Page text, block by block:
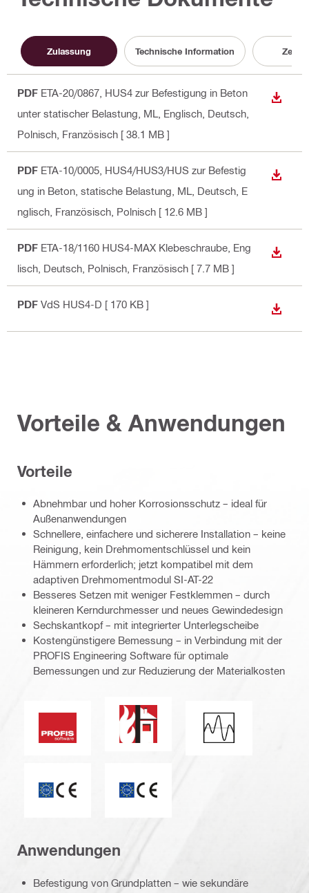
Zulassung Technische Information
PDF ETA-20/0867, HUS4 zur Befestigung in Beton
unter statischer Belastung, ML , Englisch, Deutsch,
Polnisch, Französisch [ 38.1 MB ]
PDF ETA-10/0005, HUS4/HUS3/HUS zur Befestig
ung in Beton, statische Belastung, ML , Deutsch, E
nglisch, Französisch, Polnisch [ 12.6 MB ]
PDF ETA-18/1160 HUS4-MAX Klebeschraube , Eng
lisch, Deutsch, Polnisch, Französisch [ 7.7 MB ]
PDF VdS HUS4-D [ 170 KB ]
Vorteile & Anwendungen
Vorteile
Abnehmbar und hoher Korrosionsschutz – ideal für
Außenanwendungen
Schnellere, einfachere und sicherere Installation – keine
Reinigung, kein Drehmomentschlüssel und kein
Hämmern erforderlich; jetzt kompatibel mit dem
adaptiven Drehmomentmodul SI-AT-22
Besseres Setzen mit weniger Festklemmen – durch
kleineren Kerndurchmesser und neues Gewindedesign
Sechskantkopf – mit integrierter Unterlegscheibe
Kostengünstigere Bemessung – in Verbindung mit der
PROFIS Engineering Software für optimale
Bemessungen und zur Reduzierung der Materialkosten
PROFIS SoftwareFeuerwiderstand Seismische
Anwendungen
Befestigung von Grundplatten – wie sekundäre